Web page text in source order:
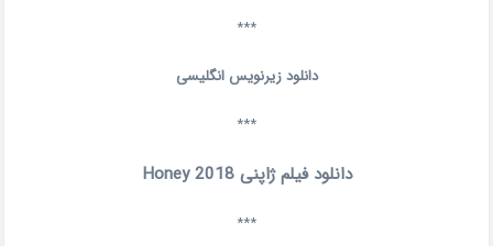
***
دانلود زیرنویس انگلیسی
***
دانلود فیلم ژاپنی Honey 2018
***